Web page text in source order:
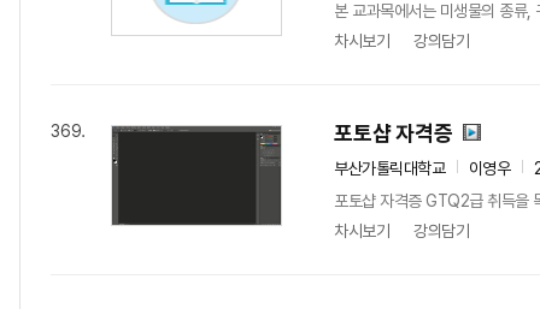
본 교과목에서는 미생물의 종류,
차시보기
강의담기
369. 포토샵 자격증
부산가톨릭대학교 이영우
포토샵 자격증 GTQ2급 취득을
차시보기
강의담기